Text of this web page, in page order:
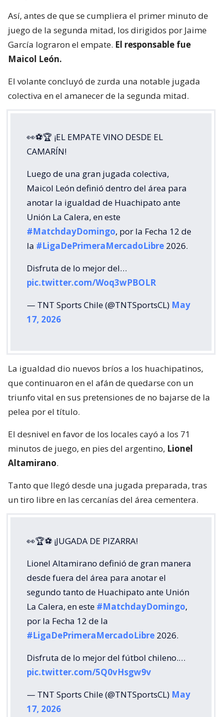
Así, antes de que se cumpliera el primer minuto de
juego de la segunda mitad, los dirigidos por Jaime
García lograron el empate. El responsable fue
Maicol León.
El volante concluyó de zurda una notable jugada
colectiva en el amanecer de la segunda mitad.
👀⚽🏆 ¡EL EMPATE VINO DESDE EL
CAMARÍN!
Luego de una gran jugada colectiva,
Maicol León definió dentro del área para
anotar la igualdad de Huachipato ante
Unión La Calera, en este
#MatchdayDomingo, por la Fecha 12 de
la #LigaDePrimeraMercadoLibre 2026.
Disfruta de lo mejor del…
pic.twitter.com/Woq3wPBOLR
— TNT Sports Chile (@TNTSportsCL) May
17, 2026
La igualdad dio nuevos bríos a los huachipatinos,
que continuaron en el afán de quedarse con un
triunfo vital en sus pretensiones de no bajarse de la
pelea por el título.
El desnivel en favor de los locales cayó a los 71
minutos de juego, en pies del argentino, Lionel
Altamirano.
Tanto que llegó desde una jugada preparada, tras
un tiro libre en las cercanías del área cementera.
👀🏆⚽ ¡JUGADA DE PIZARRA!
Lionel Altamirano definió de gran manera
desde fuera del área para anotar el
segundo tanto de Huachipato ante Unión
La Calera, en este #MatchdayDomingo,
por la Fecha 12 de la
#LigaDePrimeraMercadoLibre 2026.
Disfruta de lo mejor del fútbol chileno.…
pic.twitter.com/5Q0vHsgw9v
— TNT Sports Chile (@TNTSportsCL) May
17, 2026